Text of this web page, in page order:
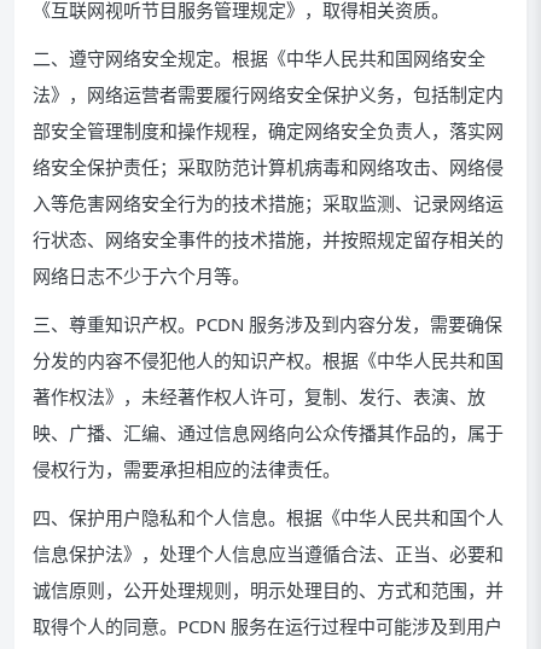
《互联网视听节目服务管理规定》，取得相关资质。
二、遵守网络安全规定。根据《中华人民共和国网络安全
法》，网络运营者需要履行网络安全保护义务，包括制定内
部安全管理制度和操作规程，确定网络安全负责人，落实网
络安全保护责任；采取防范计算机病毒和网络攻击、网络侵
入等危害网络安全行为的技术措施；采取监测、记录网络运
行状态、网络安全事件的技术措施，并按照规定留存相关的
网络日志不少于六个月等。
三、尊重知识产权。PCDN 服务涉及到内容分发，需要确保
分发的内容不侵犯他人的知识产权。根据《中华人民共和国
著作权法》，未经著作权人许可，复制、发行、表演、放
映、广播、汇编、通过信息网络向公众传播其作品的，属于
侵权行为，需要承担相应的法律责任。
四、保护用户隐私和个人信息。根据《中华人民共和国个人
信息保护法》，处理个人信息应当遵循合法、正当、必要和
诚信原则，公开处理规则，明示处理目的、方式和范围，并
取得个人的同意。PCDN 服务在运行过程中可能涉及到用户